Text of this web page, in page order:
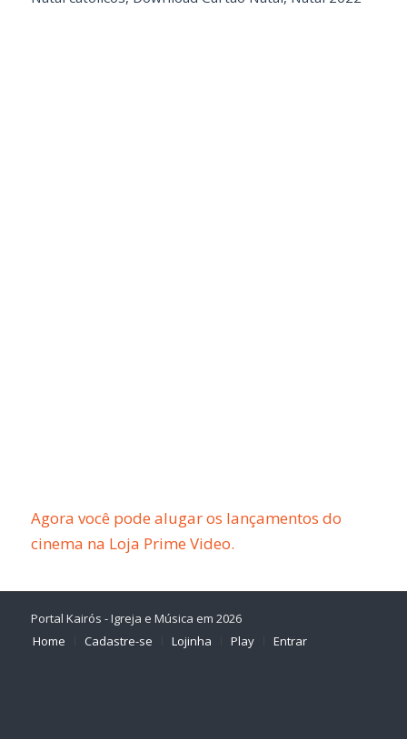
Agora você pode alugar os lançamentos do
cinema na Loja Prime Video.
Portal Kairós - Igreja e Música em 2026
Home
Cadastre-se Lojinha Play Entrar